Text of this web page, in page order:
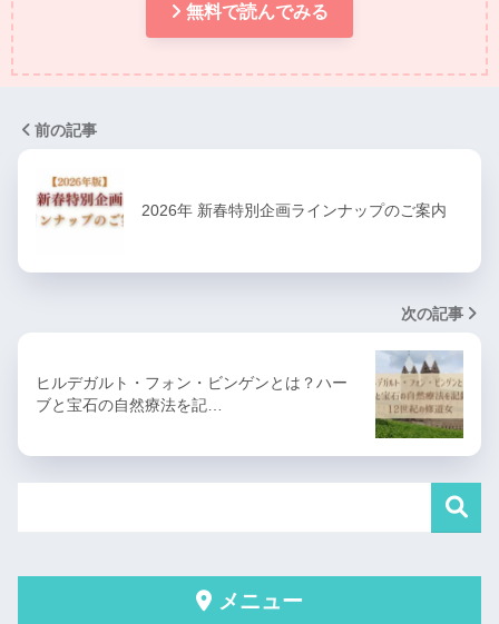
無料で読んでみる
前の記事
2026年 新春特別企画ラインナップのご案内
次の記事
ヒルデガルト・フォン・ビンゲンとは？ハー
ブと宝石の自然療法を記…
メニュー